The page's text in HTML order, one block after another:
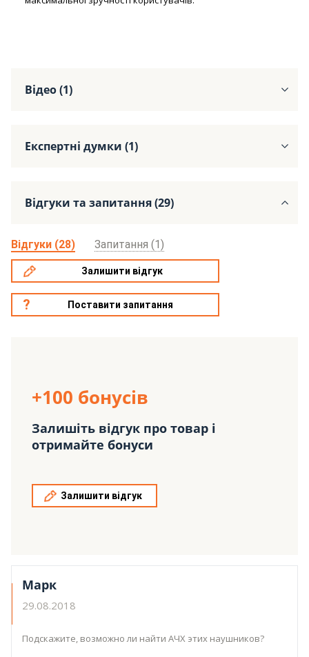
Відео (1)
Експертні думки (1)
Відгуки та запитання (29)
Відгуки (28) Запитання (1)
Залишити відгук
Поставити запитання
+100 бонусів
Залишіть відгук про товар і
отримайте бонуси
Залишити відгук
Марк
29.08.2018
Подскажите, возможно ли найти АЧХ этих наушников?